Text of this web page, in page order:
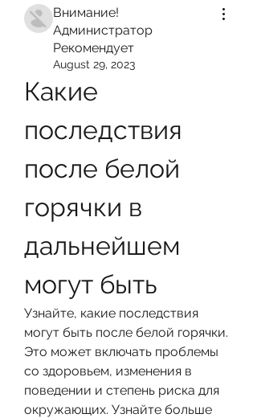
Внимание!
Администратор
Рекомендует
August 29, 2023
Какие
последствия
после белой
горячки в
дальнейшем
могут быть
Узнайте, какие последствия
могут быть после белой горячки.
Это может включать проблемы
со здоровьем, изменения в
поведении и степень риска для
окружающих. Узнайте больше